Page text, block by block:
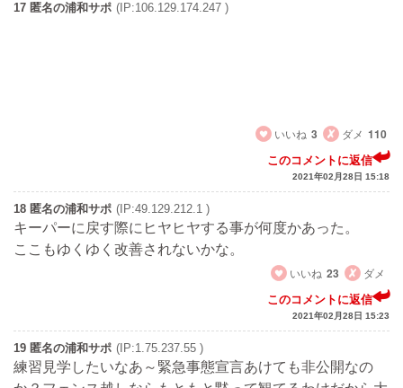
17 匿名の浦和サポ (IP:106.129.174.247 )
いいね 3 ダメ 110
このコメントに返信
2021年02月28日 15:18
18 匿名の浦和サポ (IP:49.129.212.1 )
キーパーに戻す際にヒヤヒヤする事が何度かあった。
ここもゆくゆく改善されないかな。
いいね 23 ダメ
このコメントに返信
2021年02月28日 15:23
19 匿名の浦和サポ (IP:1.75.237.55 )
練習見学したいなあ～緊急事態宣言あけても非公開なの